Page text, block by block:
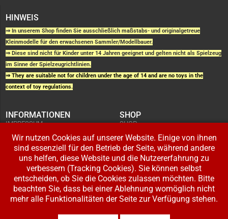
HINWEIS
⇒ In unserem Shop finden Sie ausschließlich maßstabs- und originalgetreue
Kleinmodelle für den erwachsenen Sammler/Modellbauer.
⇒ Diese sind nicht für Kinder unter 14 Jahren geeignet und gelten nicht als Spielzeug
im Sinne der Spielzeugrichtlinien.
⇒ They are suitable not for children under the age of 14 and are no toys in the
context of toy regulations.
INFORMATIONEN
IMPRESSUM
KUNDENINFORMATIONEN
WIDERRUFSRECHT
DATENSCHUTZERKLÄRUNG
ZAHLUNG UND VERSAND
SHOP
SHOP
BESTELLUNGEN
ADRESSE BEARBEITEN
IHR KONTO
LOGIN
REGISTRIEREN
Wir nutzen Cookies auf unserer Website. Einige von ihnen
sind essenziell für den Betrieb der Seite, während andere
uns helfen, diese Website und die Nutzererfahrung zu
verbessern (Tracking Cookies). Sie können selbst
entscheiden, ob Sie die Cookies zulassen möchten. Bitte
beachten Sie, dass bei einer Ablehnung womöglich nicht
mehr alle Funktionalitäten der Seite zur Verfügung stehen.